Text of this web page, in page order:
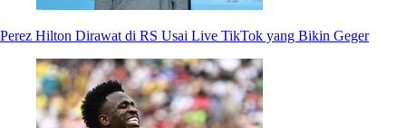
Perez Hilton Dirawat di RS Usai Live TikTok yang Bikin Geger